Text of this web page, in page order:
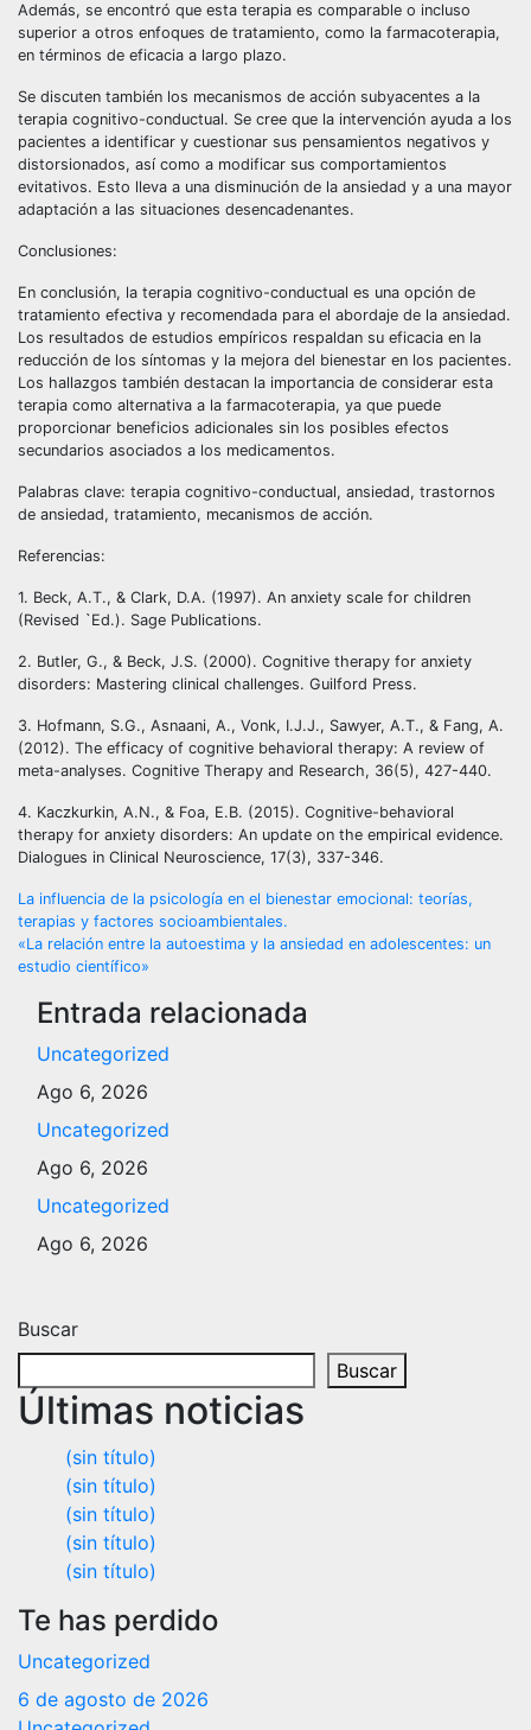
Además, se encontró que esta terapia es comparable o incluso
superior a otros enfoques de tratamiento, como la farmacoterapia,
en términos de eficacia a largo plazo.
Se discuten también los mecanismos de acción subyacentes a la
terapia cognitivo-conductual. Se cree que la intervención ayuda a los
pacientes a identificar y cuestionar sus pensamientos negativos y
distorsionados, así como a modificar sus comportamientos
evitativos. Esto lleva a una disminución de la ansiedad y a una mayor
adaptación a las situaciones desencadenantes.
Conclusiones:
En conclusión, la terapia cognitivo-conductual es una opción de
tratamiento efectiva y recomendada para el abordaje de la ansiedad.
Los resultados de estudios empíricos respaldan su eficacia en la
reducción de los síntomas y la mejora del bienestar en los pacientes.
Los hallazgos también destacan la importancia de considerar esta
terapia como alternativa a la farmacoterapia, ya que puede
proporcionar beneficios adicionales sin los posibles efectos
secundarios asociados a los medicamentos.
Palabras clave: terapia cognitivo-conductual, ansiedad, trastornos
de ansiedad, tratamiento, mecanismos de acción.
Referencias:
1. Beck, A.T., & Clark, D.A. (1997). An anxiety scale for children
(Revised `Ed.). Sage Publications.
2. Butler, G., & Beck, J.S. (2000). Cognitive therapy for anxiety
disorders: Mastering clinical challenges. Guilford Press.
3. Hofmann, S.G., Asnaani, A., Vonk, I.J.J., Sawyer, A.T., & Fang, A.
(2012). The efficacy of cognitive behavioral therapy: A review of
meta-analyses. Cognitive Therapy and Research, 36(5), 427-440.
4. Kaczkurkin, A.N., & Foa, E.B. (2015). Cognitive-behavioral
therapy for anxiety disorders: An update on the empirical evidence.
Dialogues in Clinical Neuroscience, 17(3), 337-346.
Navegación
de
entradas
La influencia de la psicología en el bienestar emocional: teorías,
terapias y factores socioambientales.
«La relación entre la autoestima y la ansiedad en adolescentes: un
estudio científico»
Entrada relacionada
Uncategorized
Ago 6, 2026
Uncategorized
Ago 6, 2026
Uncategorized
Ago 6, 2026
Buscar
Buscar
Últimas noticias
(sin título)
(sin título)
(sin título)
(sin título)
(sin título)
Te has perdido
Uncategorized
6 de agosto de 2026